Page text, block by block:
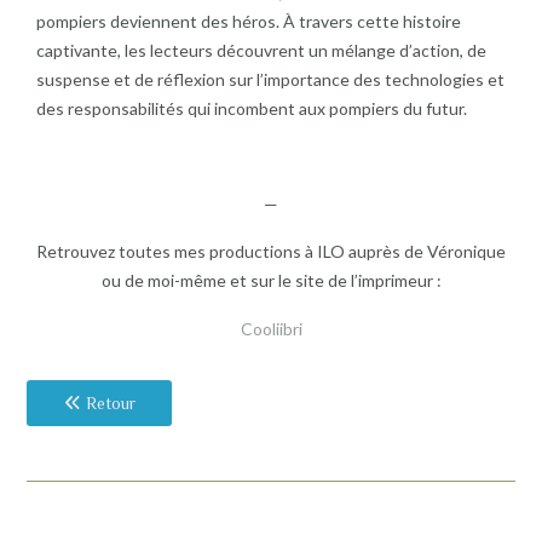
pompiers deviennent des héros. À travers cette histoire
captivante, les lecteurs découvrent un mélange d’action, de
suspense et de réflexion sur l’importance des technologies et
des responsabilités qui incombent aux pompiers du futur.
—
Retrouvez toutes mes productions à ILO auprès de Véronique
ou de moi-même et sur le site de l’imprimeur :
Cooliibri
Retour